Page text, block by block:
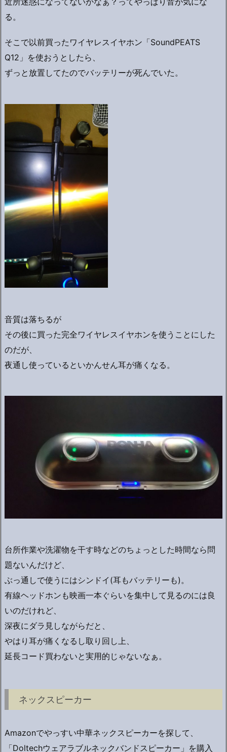
る。
そこで以前買ったワイヤレスイヤホン「SoundPEATS
Q12」を使おうとしたら、
ずっと放置してたのでバッテリーが死んでいた。
音質は落ちるが
その後に買った完全ワイヤレスイヤホンを使うことにした
のだが、
夜通し使っているといかんせん耳が痛くなる。
台所作業や洗濯物を干す時などのちょっとした時間なら問
題ないんだけど、
ぶっ通しで使うにはシンドイ(耳もバッテリーも)。
有線ヘッドホンも映画一本ぐらいを集中して見るのには良
いのだけれど、
深夜にダラ見しながらだと、
やはり耳が痛くなるし取り回し上、
延長コード買わないと実用的じゃないなぁ。
ネックスピーカー
Amazonでやっすい中華ネックスピーカーを探して、
「Doltechウェアラブルネックバンドスピーカー」を購入